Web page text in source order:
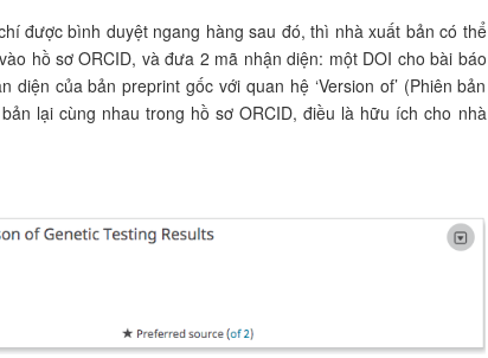
được bình duyệt ngang hàng sau đó, thì nhà xuất bản có thể
hồ sơ ORCID, và đưa 2 mã nhận diện: một DOI cho bài báo
của bản preprint gốc với quan hệ ‘Version of’ (Phiên bản
lại cùng nhau trong hồ sơ ORCID, điều là hữu ích cho nhà